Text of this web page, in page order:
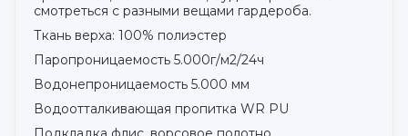
смотреться с разными вещами гардероба.
Ткань верха: 100% полиэстер
Паропроницаемость 5.000г/м2/24ч
Водонепроницаемость 5.000 мм
Водоотталкивающая пропитка WR PU